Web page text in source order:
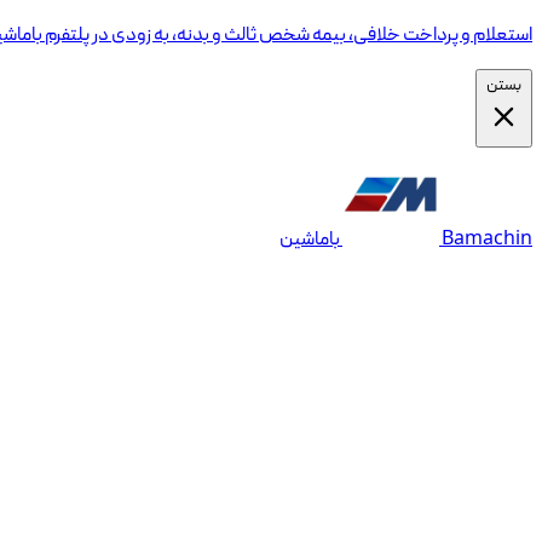
استعلام و پرداخت خلافی، بیمه شخص ثالث و بدنه، به زودی در پلتفرم
بستن
Bamachin باماشین